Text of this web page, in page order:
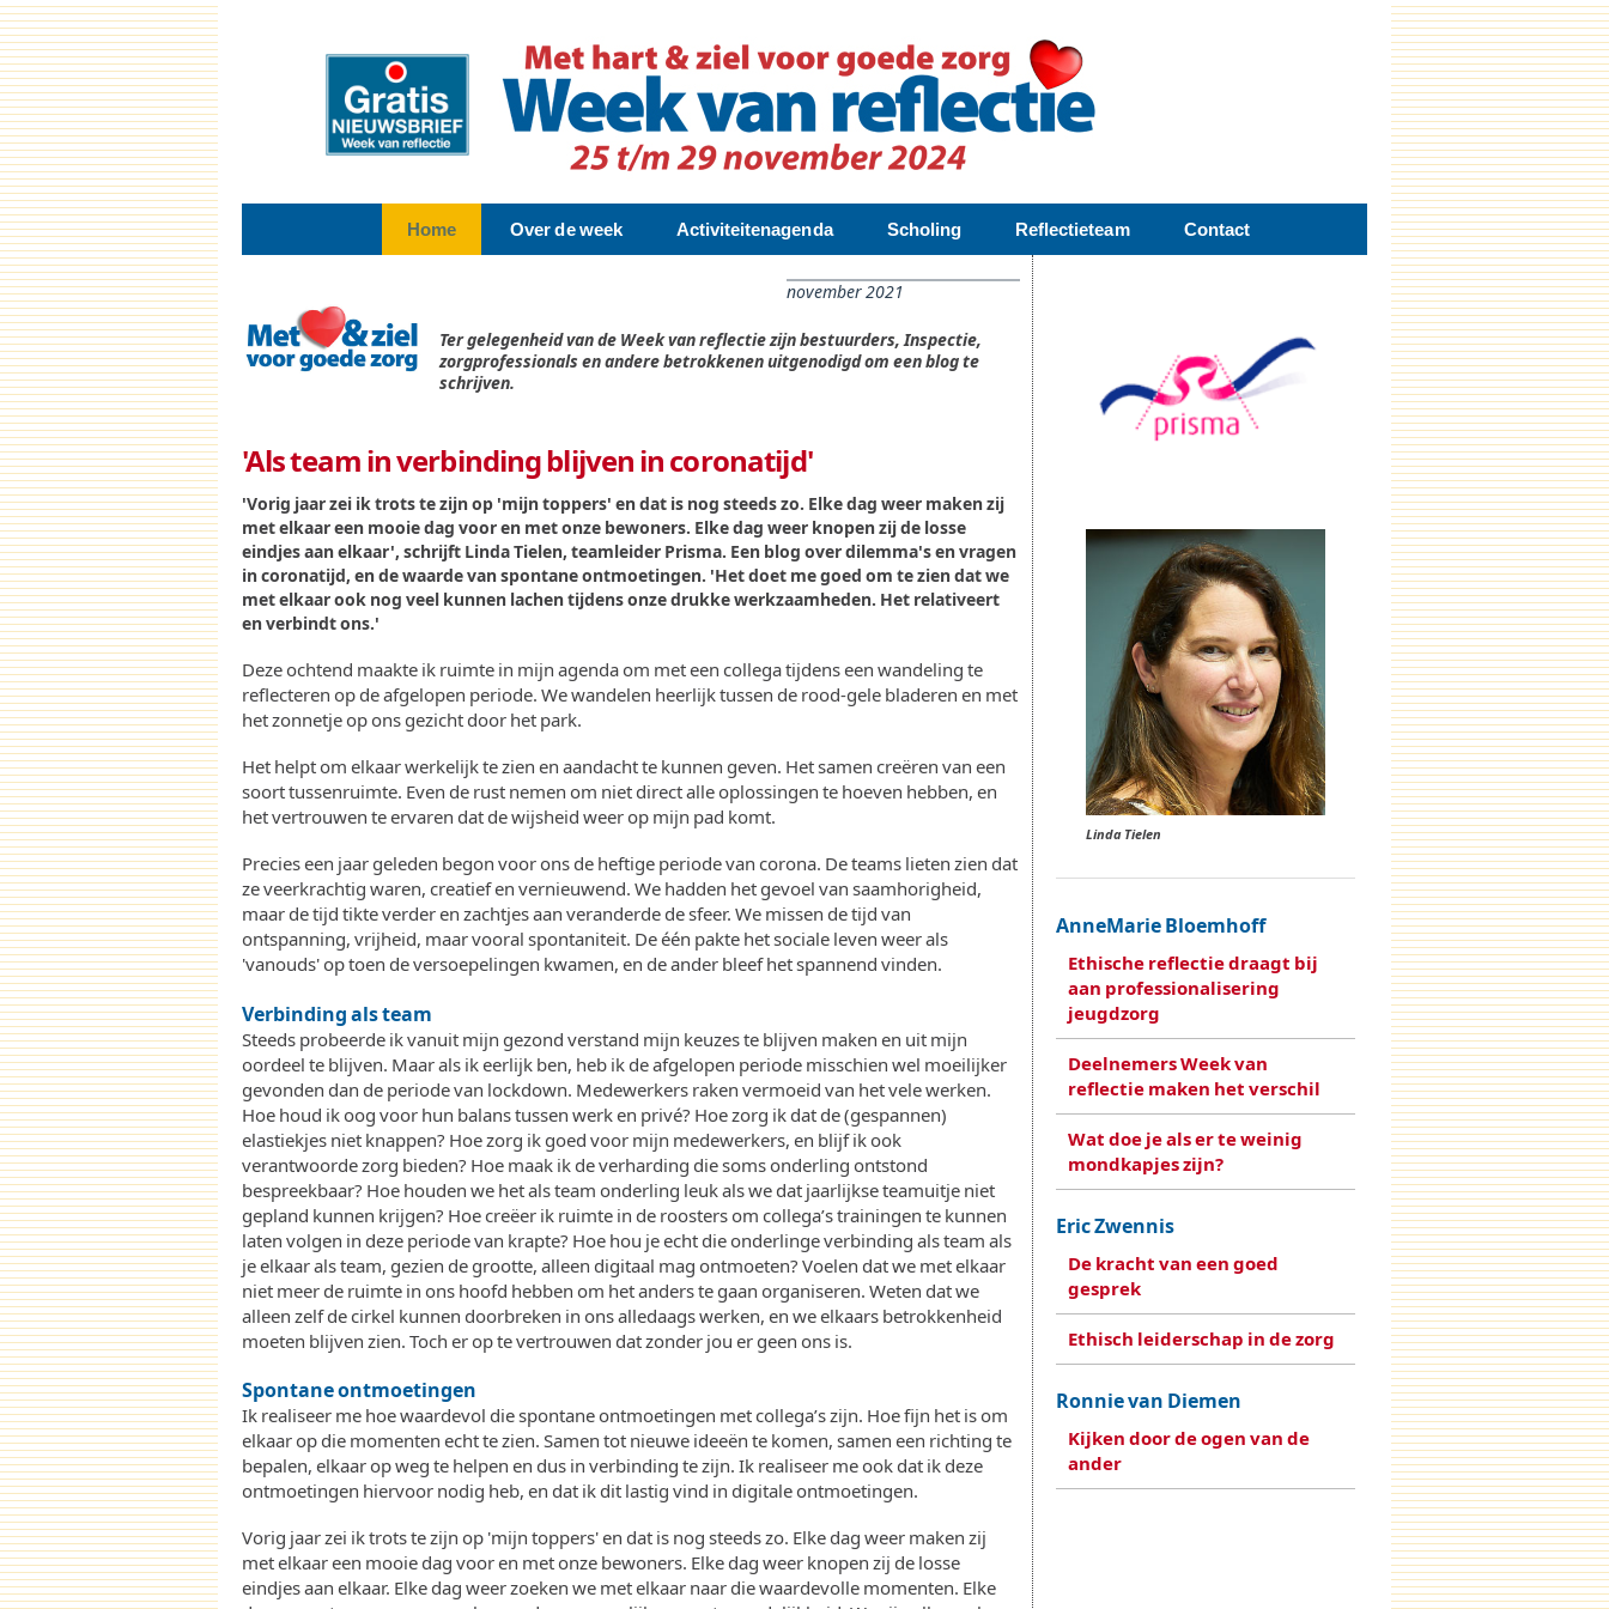
Home Over de week Activiteitenagenda Scholing Reflectieteam Contact
november 2021
Ter gelegenheid van de Week van reflectie zijn bestuurders, Inspectie,
zorgprofessionals en andere betrokkenen uitgenodigd om een blog te
schrijven.
'Als team in verbinding blijven in coronatijd'
'Vorig jaar zei ik trots te zijn op 'mijn toppers' en dat is nog steeds zo. Elke dag weer maken zij
met elkaar een mooie dag voor en met onze bewoners. Elke dag weer knopen zij de losse
eindjes aan elkaar', schrijft Linda Tielen, teamleider Prisma. Een blog over dilemma's en vragen
in coronatijd, en de waarde van spontane ontmoetingen. 'Het doet me goed om te zien dat we
met elkaar ook nog veel kunnen lachen tijdens onze drukke werkzaamheden. Het relativeert
en verbindt ons.'
Deze ochtend maakte ik ruimte in mijn agenda om met een collega tijdens een wandeling te
reflecteren op de afgelopen periode. We wandelen heerlijk tussen de rood-gele bladeren en met
het zonnetje op ons gezicht door het park.
Het helpt om elkaar werkelijk te zien en aandacht te kunnen geven. Het samen creëren van een
soort tussenruimte. Even de rust nemen om niet direct alle oplossingen te hoeven hebben, en
het vertrouwen te ervaren dat de wijsheid weer op mijn pad komt.
Precies een jaar geleden begon voor ons de heftige periode van corona. De teams lieten zien dat
ze veerkrachtig waren, creatief en vernieuwend. We hadden het gevoel van saamhorigheid,
maar de tijd tikte verder en zachtjes aan veranderde de sfeer. We missen de tijd van
ontspanning, vrijheid, maar vooral spontaniteit. De één pakte het sociale leven weer als
'vanouds' op toen de versoepelingen kwamen, en de ander bleef het spannend vinden.
Verbinding als team
Steeds probeerde ik vanuit mijn gezond verstand mijn keuzes te blijven maken en uit mijn
oordeel te blijven. Maar als ik eerlijk ben, heb ik de afgelopen periode misschien wel moeilijker
gevonden dan de periode van lockdown. Medewerkers raken vermoeid van het vele werken.
Hoe houd ik oog voor hun balans tussen werk en privé? Hoe zorg ik dat de (gespannen)
elastiekjes niet knappen? Hoe zorg ik goed voor mijn medewerkers, en blijf ik ook
verantwoorde zorg bieden? Hoe maak ik de verharding die soms onderling ontstond
bespreekbaar? Hoe houden we het als team onderling leuk als we dat jaarlijkse teamuitje niet
gepland kunnen krijgen? Hoe creëer ik ruimte in de roosters om collega’s trainingen te kunnen
laten volgen in deze periode van krapte? Hoe hou je echt die onderlinge verbinding als team als
je elkaar als team, gezien de grootte, alleen digitaal mag ontmoeten? Voelen dat we met elkaar
niet meer de ruimte in ons hoofd hebben om het anders te gaan organiseren. Weten dat we
alleen zelf de cirkel kunnen doorbreken in ons alledaags werken, en we elkaars betrokkenheid
moeten blijven zien. Toch er op te vertrouwen dat zonder jou er geen ons is.
Spontane ontmoetingen
Ik realiseer me hoe waardevol die spontane ontmoetingen met collega’s zijn. Hoe fijn het is om
elkaar op die momenten echt te zien. Samen tot nieuwe ideeën te komen, samen een richting te
bepalen, elkaar op weg te helpen en dus in verbinding te zijn. Ik realiseer me ook dat ik deze
ontmoetingen hiervoor nodig heb, en dat ik dit lastig vind in digitale ontmoetingen.
Vorig jaar zei ik trots te zijn op 'mijn toppers' en dat is nog steeds zo. Elke dag weer maken zij
met elkaar een mooie dag voor en met onze bewoners. Elke dag weer knopen zij de losse
eindjes aan elkaar. Elke dag weer zoeken we met elkaar naar die waardevolle momenten. Elke
Linda Tielen
AnneMarie Bloemhoff
Ethische reflectie draagt bij
aan professionalisering
jeugdzorg
Deelnemers Week van
reflectie maken het verschil
Wat doe je als er te weinig
mondkapjes zijn?
Eric Zwennis
De kracht van een goed
gesprek
Ethisch leiderschap in de zorg
Ronnie van Diemen
Kijken door de ogen van de
ander